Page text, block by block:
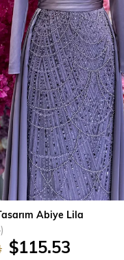
Abiye Lila
$115.53